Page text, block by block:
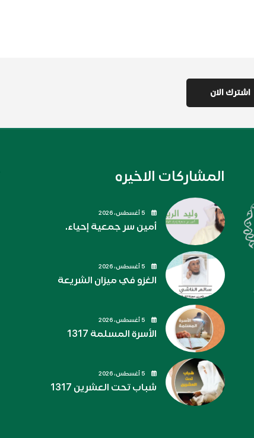
المشاركات الاخيره
أمين سر جمعية إحياء.
الغزو في ميزان الشريعة
الأسرة المسلمة 1317
شباب تحت العشرين 1317